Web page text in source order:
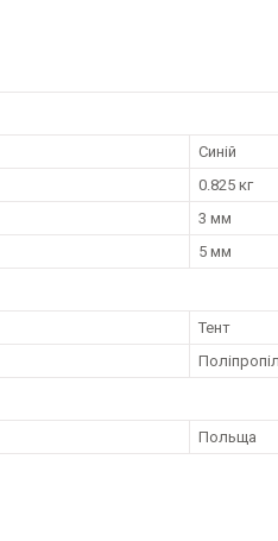
Синій
0.825 кг
3 мм
5 мм
Тент
Польща